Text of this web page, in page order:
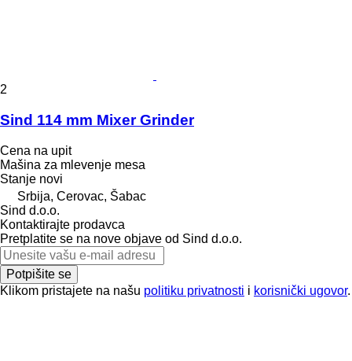
2
Sind 114 mm Mixer Grinder
Cena na upit
Mašina za mlevenje mesa
Stanje novi
Srbija, Cerovac, Šabac
Sind d.o.o.
Kontaktirajte prodavca
Pretplatite se na nove objave od Sind d.o.o.
Potpišite se
Klikom pristajete na našu politiku privatnosti i korisnički ugovor.